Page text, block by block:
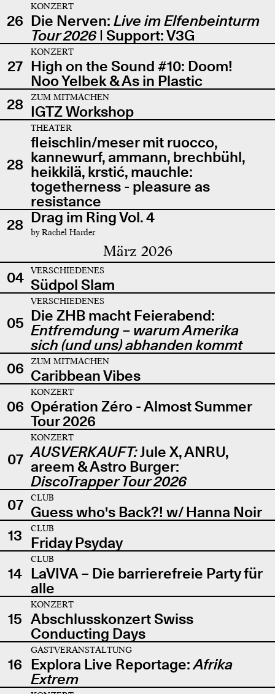
26
KONZERT
Die Nerven: Live im Elfenbeinturm
Tour 2026| Support: V3G
27
KONZERT
High on the Sound #10: Doom!
Noo Yelbek & As in Plastic
28
ZUM MITMACHEN
IGTZ Workshop
28
THEATER
fleischlin/meser mit ruocco,
kannewurf, ammann, brechbühl,
heikkilä, krstić, mauchle:
togetherness - pleasure as
resistance
28 Drag im Ring Vol. 4
by Rachel Harder
März 2026
04 VERSCHIEDENES
Südpol Slam
05
VERSCHIEDENES
Die ZHB macht Feierabend:
Entfremdung – warum Amerika
sich (und uns) abhanden kommt
06
ZUM MITMACHEN
Caribbean Vibes
06
KONZERT
Opération Zéro - Almost Summer
Tour 2026
07
KONZERT
AUSVERKAUFT:Jule X, ANRU,
areem & Astro Burger:
DiscoTrapper Tour 2026
07
CLUB
Guess who's Back?! w/ Hanna Noir
13
CLUB
Friday Psyday
14
CLUB
LaVIVA – Die barrierefreie Party für
alle
15
KONZERT
Abschlusskonzert Swiss
Conducting Days
16
GASTVERANSTALTUNG
Explora Live Reportage:Afrika
Extrem